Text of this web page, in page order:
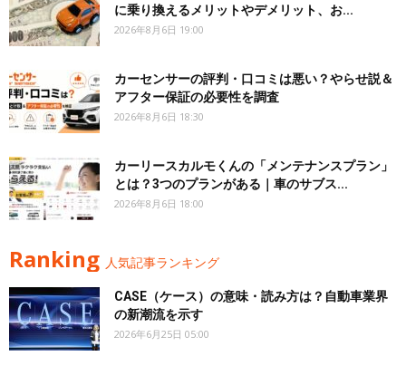
に乗り換えるメリットやデメリット、お...
2026年8月6日 19:00
カーセンサーの評判・口コミは悪い？やらせ説＆
アフター保証の必要性を調査
2026年8月6日 18:30
カーリースカルモくんの「メンテナンスプラン」
とは？3つのプランがある｜車のサブス...
2026年8月6日 18:00
Ranking 人気記事ランキング
CASE（ケース）の意味・読み方は？自動車業界
の新潮流を示す
2026年6月25日 05:00